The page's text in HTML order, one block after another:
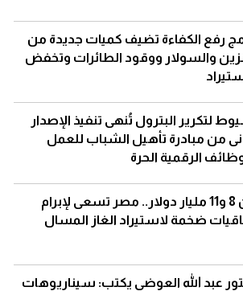
رفع الكفاءة تضيف كميات جديدة من
والسولار ووقود الطائرات وتخفض
لتكرير البترول تُنهى تنفيذ الإصدار
من مبادرة تأهيل الشباب للعمل
الرقمية الحرة
بين 8 و11 مليار دولار.. مصر تسعى لإبرام
ضخمة لاستيراد الغاز المسال
عبد الله العوضي يكتب: سيناريوهات